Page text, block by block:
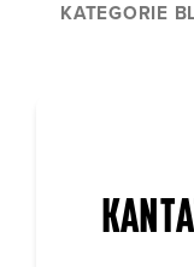
KATEGORIE